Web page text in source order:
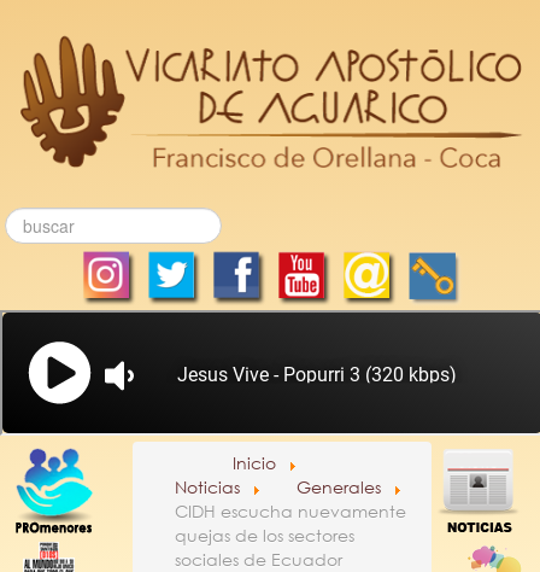
Inicio
Noticias
Generales
CIDH escucha nuevamente
quejas de los sectores
sociales de Ecuador